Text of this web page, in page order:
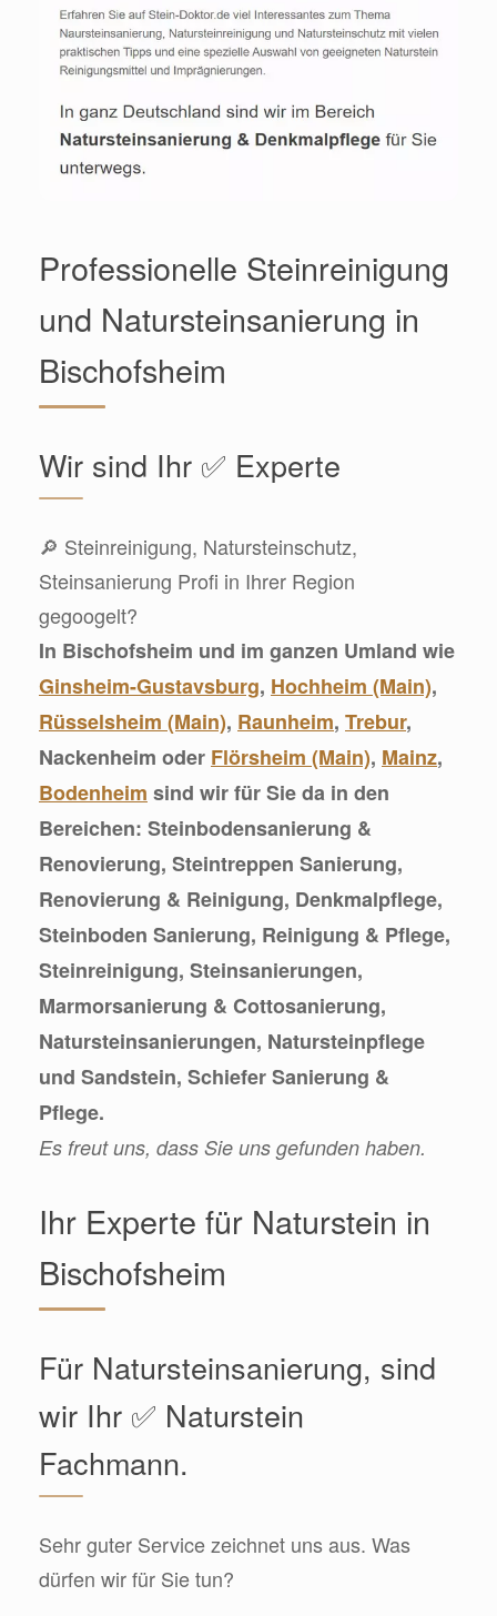
Professionelle Steinreinigung
und Natursteinsanierung in
Bischofsheim
Wir sind Ihr ✅ Experte
🔎 Steinreinigung, Natursteinschutz,
Steinsanierung Profi in Ihrer Region
gegoogelt?
In Bischofsheim und im ganzen Umland wie
Ginsheim-Gustavsburg, Hochheim (Main),
Rüsselsheim (Main), Raunheim, Trebur,
Nackenheim oder Flörsheim (Main), Mainz,
Bodenheim sind wir für Sie da in den
Bereichen: Steinbodensanierung &
Renovierung, Steintreppen Sanierung,
Renovierung & Reinigung, Denkmalpflege,
Steinboden Sanierung, Reinigung & Pflege,
Steinreinigung, Steinsanierungen,
Marmorsanierung & Cottosanierung,
Natursteinsanierungen, Natursteinpflege
und Sandstein, Schiefer Sanierung &
Pflege.
Es freut uns, dass Sie uns gefunden haben.
Ihr Experte für Naturstein in
Bischofsheim
Für Natursteinsanierung, sind
wir Ihr ✅ Naturstein
Fachmann.
Sehr guter Service zeichnet uns aus. Was
dürfen wir für Sie tun?